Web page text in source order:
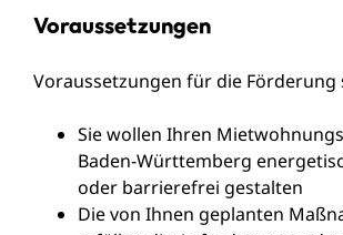
Voraussetzungen
Voraussetzungen für die Förderung
Sie wollen Ihren
Baden-Württemberg
oder barrierefrei gestalten
Die von Ihnen geplanten